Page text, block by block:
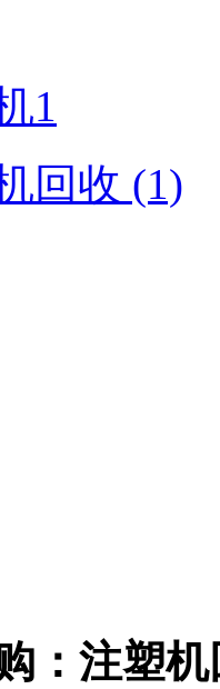
1
回收 (1)
：注塑机